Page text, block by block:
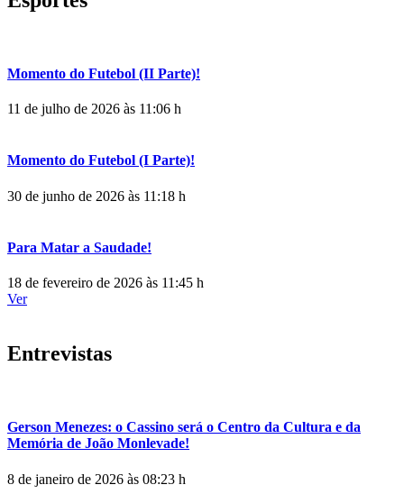
Momento do Futebol (II Parte)!
11 de julho de 2026 às 11:06 h
Momento do Futebol (I Parte)!
30 de junho de 2026 às 11:18 h
Para Matar a Saudade!
18 de fevereiro de 2026 às 11:45 h
Ver
Entrevistas
Gerson Menezes: o Cassino será o Centro da Cultura e da
Memória de João Monlevade!
8 de janeiro de 2026 às 08:23 h